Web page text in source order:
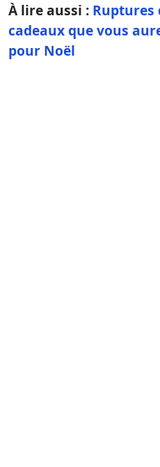
À lire aussi : Ruptures
cadeaux que vous
pour Noël